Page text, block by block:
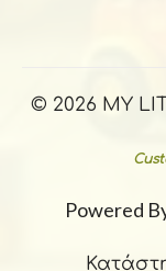
© 2026 MY
Powered